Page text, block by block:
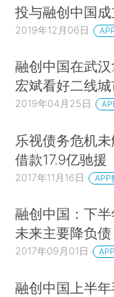
投与融创中国
2019年12月06日
融创中国在武
宏斌看好二线
2019年04月25日
乐视债务危机
借款17.9亿驰援
2017年11月16日 APP
融创中国：下半
未来主要降负债
2017年09月01日
融创中国上半